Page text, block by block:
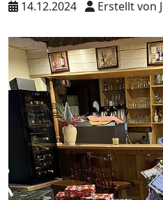
14.12.2024 Erstellt von